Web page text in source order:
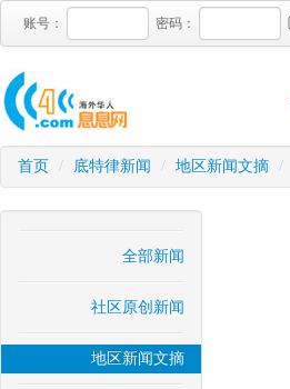
账号： 密码：
首页 / 底特律新闻 / 地区新闻文摘 /
全部新闻
社区原创新闻
地区新闻文摘